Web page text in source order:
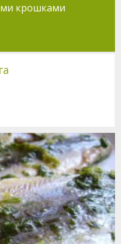
крошками